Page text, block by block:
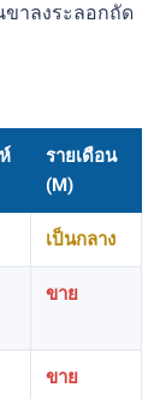
ขาลงระลอกถัด
รายเดือน
(M)
เป็นกลาง
ขาย
ขาย